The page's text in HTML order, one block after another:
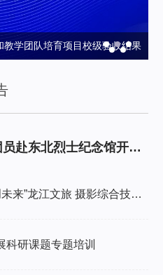
学团队培育项目校级验收结果
赴东北烈士纪念馆开展
来”龙江文旅 摄影综合技能
科研课题专题培训